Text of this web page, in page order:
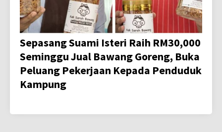
Sepasang Suami Isteri Raih RM30,000
Seminggu Jual Bawang Goreng, Buka
Peluang Pekerjaan Kepada Penduduk
Kampung